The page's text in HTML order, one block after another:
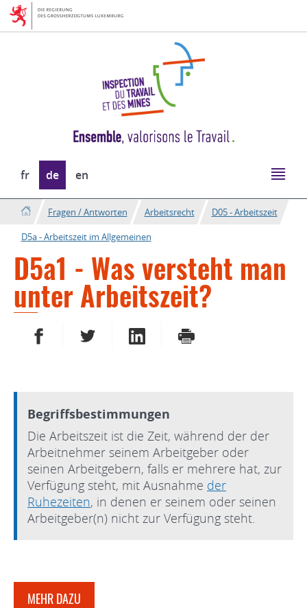
Zur
Navigation
Zum
Inhalt
Sprache
wechseln
fr de en
Fragen / Antworten Arbeitsrecht
D05 - Arbeitszeit
D5a - Arbeitszeit im Allgemeinen
D5a1 - Was versteht man
unter Arbeitszeit?
AUF FACEBOOK TEILENAUF TWITTER TEILENAUF LINKEDIN TEILEN
DRUCKEN
Begriffsbestimmungen
Die Arbeitszeit ist die Zeit, während der der
Arbeitnehmer seinem Arbeitgeber oder
seinen Arbeitgebern, falls er mehrere hat, zur
Verfügung steht, mit Ausnahme der
Ruhezeiten, in denen er seinem oder seinen
Arbeitgeber(n) nicht zur Verfügung steht.
MEHR DAZU